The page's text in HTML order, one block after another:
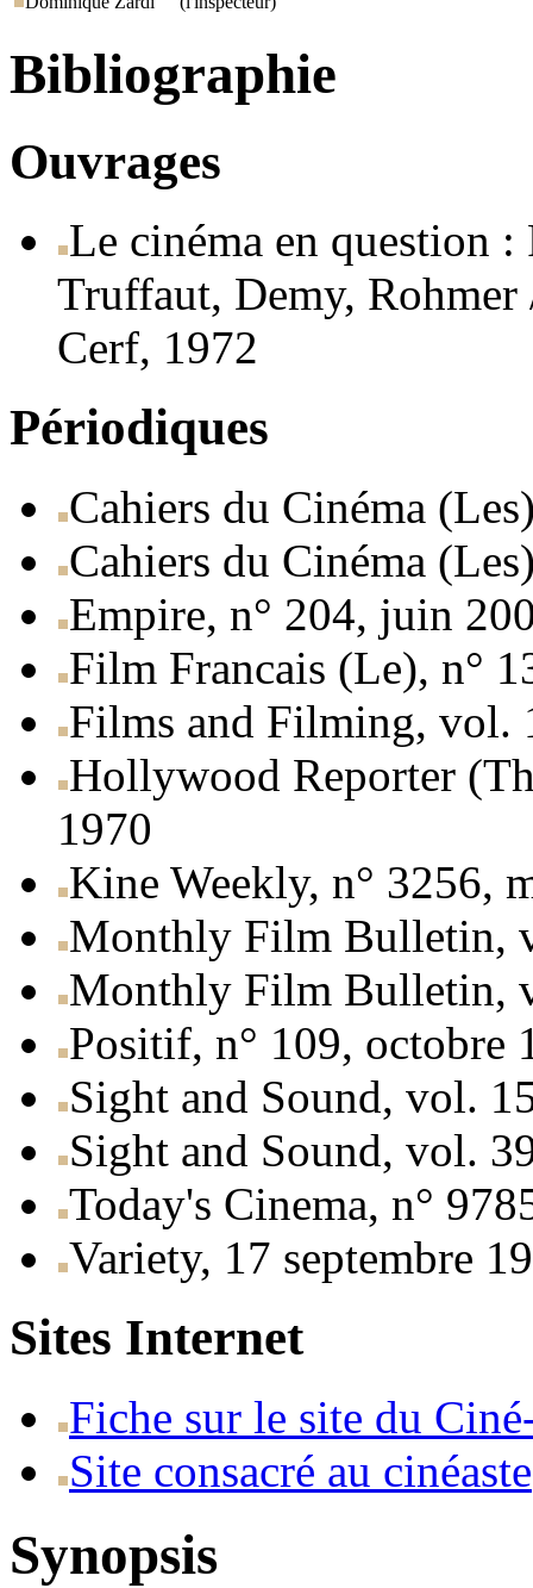
Bibliographie
Ouvrages
Le cinéma en question
Truffaut, Demy,
Cerf, 1972
Périodiques
Cahiers du Cinéma
Cahiers du Cinéma
Empire, n° 204, juin
Film Francais (Le), n°
Films and Filming, vol.
Hollywood Reporter
1970
Kine Weekly, n° 3256,
Monthly Film Bulletin,
Monthly Film Bulletin,
Positif, n° 109, octobre
Sight and Sound, vol.
Sight and Sound, vol.
Today's Cinema, n°
Variety, 17 septembre
Sites Internet
Fiche sur le site du
Site consacré au cinéaste
Synopsis